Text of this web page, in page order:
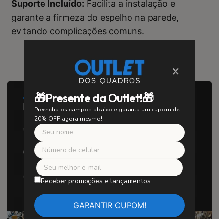
×
🎁Presente da Outlet!🎁
Preencha os campos abaixo e garanta um cupom de
20% OFF agora mesmo!
Receber promoções e lançamentos
Suporte Incluído: Facilita a instalação e
garante a firmeza do espelho na parede,
evitando complicações comuns.
PORQUE COMPRAR CONOSCO?
5 Motivos para
escolher a Outlet
dos Quadros.